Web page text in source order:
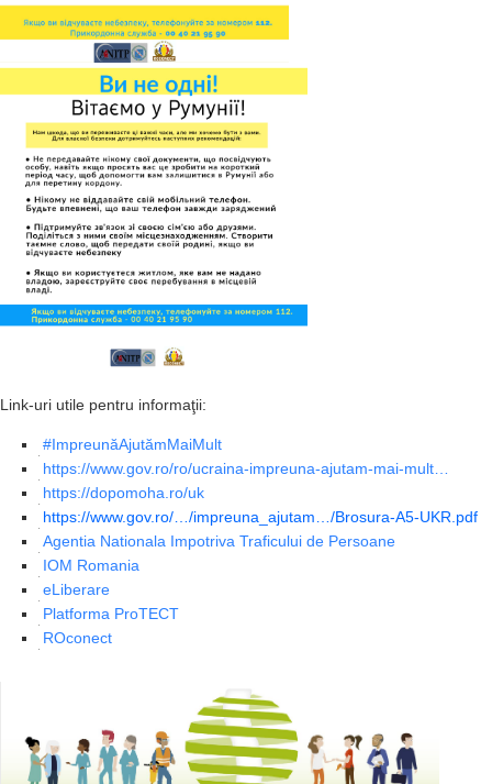
Link-uri utile pentru informaţii:
#ImpreunăAjutămMaiMult
https://www.gov.ro/ro/ucraina-impreuna-ajutam-mai-mult…
https://dopomoha.ro/uk
https://www.gov.ro/…/impreuna_ajutam…/Brosura-A5-UKR.pdf
Agentia Nationala Impotriva Traficului de Persoane
IOM Romania
eLiberare
Platforma ProTECT
ROconect